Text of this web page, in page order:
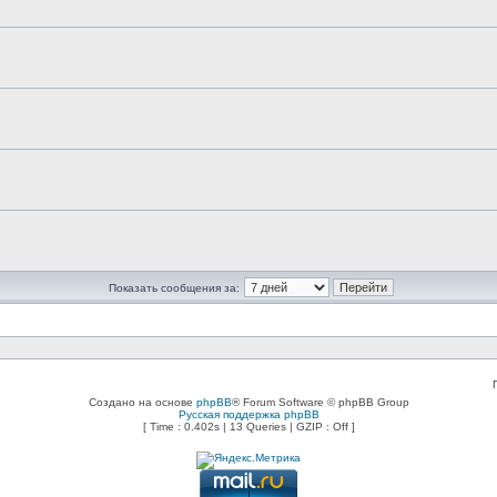
Показать сообщения за:
Создано на основе phpBB® Forum Software © phpBB Group
Русская поддержка phpBB
[ Time : 0.402s | 13 Queries | GZIP : Off ]